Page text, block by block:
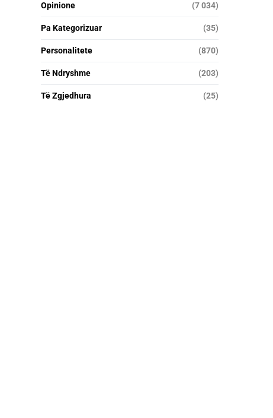
Opinione (7 034)
Pa Kategorizuar (35)
Personalitete (870)
Të Ndryshme (203)
Të Zgjedhura (25)